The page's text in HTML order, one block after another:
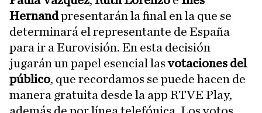
Hernandpresentarán la final en la que se
determinará el representante de España
para ir a Eurovisión. En esta decisión
jugarán un papel esencial lasvotaciones del
público, que recordamos se puede hacen de
manera gratuita desde la app RTVE Play,